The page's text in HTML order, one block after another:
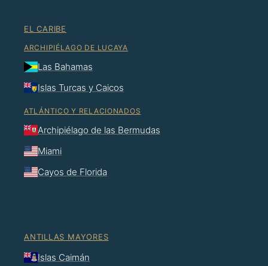
EL CARIBE
ARCHIPIÉLAGO DE LUCAYA
Las Bahamas
Islas Turcas y Caicos
ATLÁNTICO Y RELACIONADOS
Archipiélago de las Bermudas
Miami
Cayos de Florida
ANTILLAS MAYORES
Islas Caimán